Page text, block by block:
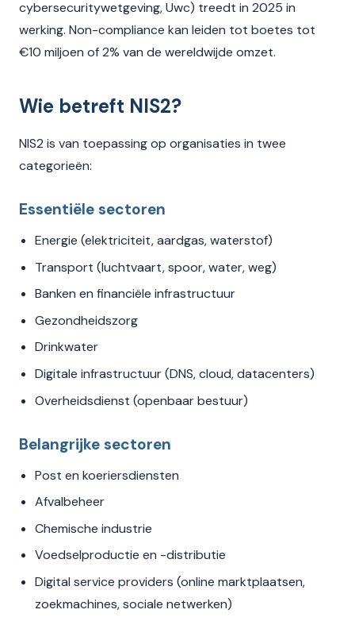
cybersecuritywetgeving, Uwc) treedt in 2025 in
werking. Non-compliance kan leiden tot boetes tot
€10 miljoen of 2% van de wereldwijde omzet.
Wie betreft NIS2?
NIS2 is van toepassing op organisaties in twee
categorieën:
Essentiële sectoren
Energie (elektriciteit, aardgas, waterstof)
Transport (luchtvaart, spoor, water, weg)
Banken en financiële infrastructuur
Gezondheidszorg
Drinkwater
Digitale infrastructuur (DNS, cloud, datacenters)
Overheidsdienst (openbaar bestuur)
Belangrijke sectoren
Post en koeriersdiensten
Afvalbeheer
Chemische industrie
Voedselproductie en -distributie
Digital service providers (online marktplaatsen,
zoekmachines, sociale netwerken)